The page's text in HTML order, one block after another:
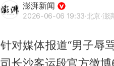
澎湃新闻
2026-06-06 19:33·北京·澎
针对媒体报道“男子辱
司长沙客运段官方微博